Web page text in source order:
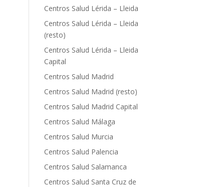
Centros Salud Lérida – Lleida
Centros Salud Lérida – Lleida
(resto)
Centros Salud Lérida – Lleida
Capital
Centros Salud Madrid
Centros Salud Madrid (resto)
Centros Salud Madrid Capital
Centros Salud Málaga
Centros Salud Murcia
Centros Salud Palencia
Centros Salud Salamanca
Centros Salud Santa Cruz de